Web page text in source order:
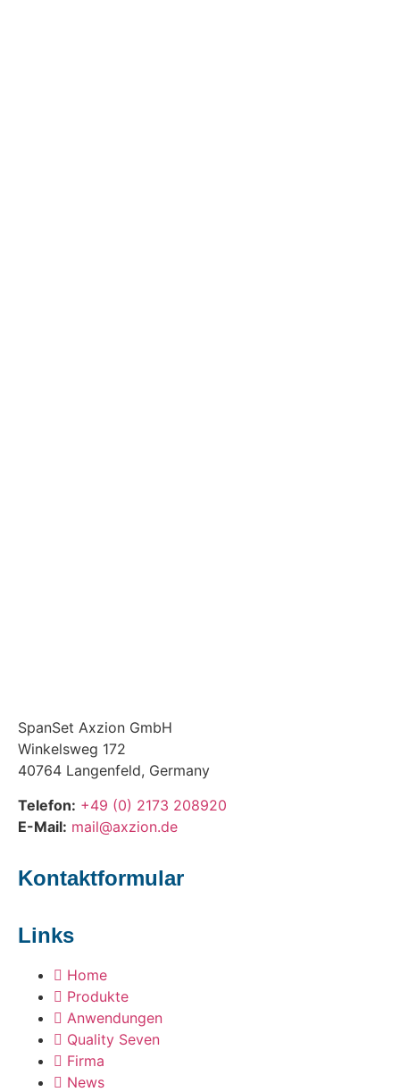
SpanSet Axzion GmbH
Winkelsweg 172
40764 Langenfeld, Germany
Telefon: +49 (0) 2173 208920
E-Mail: mail@axzion.de
Kontaktformular
Links
Home
Produkte
Anwendungen
Quality Seven
Firma
News